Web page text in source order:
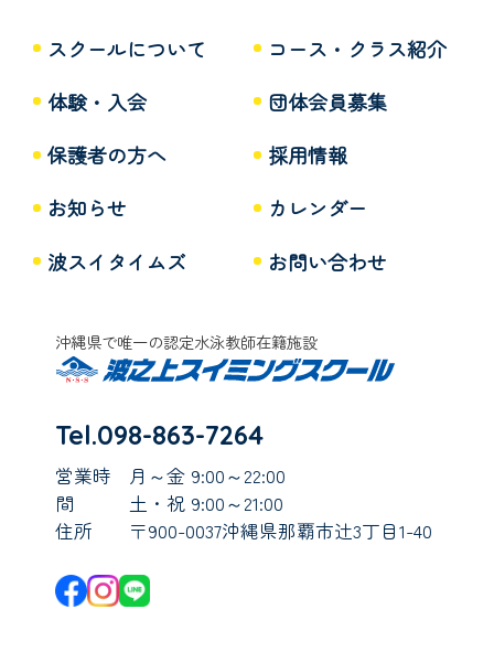
スクールについて
コース・クラス紹介
体験・入会
団体会員募集
保護者の方へ
採用情報
お知らせ
カレンダー
波スイタイムズ
お問い合わせ
沖縄県で唯一の認定水泳教師在籍施設
Tel.098-863-7264
営業時
間
月～金 9:00～22:00
土・祝 9:00～21:00
住所
〒900-0037沖縄県那覇市辻3丁目1-40